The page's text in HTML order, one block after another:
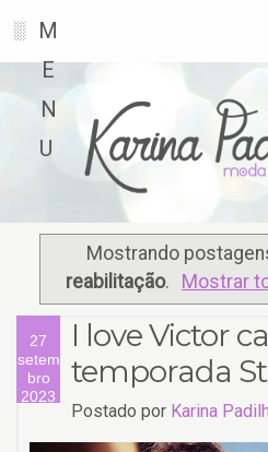
░
M
E
N
U
Mostrando
reabilitação. Mostrar
27
setem
bro
2023
I love Victor
temporada
Postado por Karina